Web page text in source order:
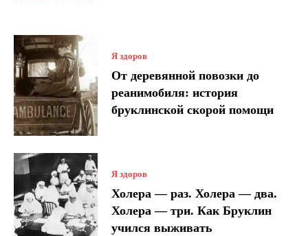
Я здоров
От деревянной повозки до
реанимобиля: история
бруклинской скорой помощи
Я здоров
Холера — раз. Холера — два.
Холера — три. Как Бруклин
учился выживать